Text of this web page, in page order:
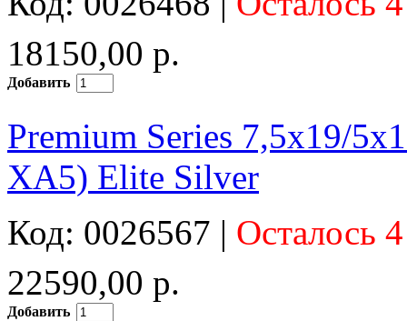
18150,00 р.
Добавить
Premium Series 7,5x19/
XA5) Elite Silver
Код: 0026567 | Осталось
22590,00 р.
Добавить